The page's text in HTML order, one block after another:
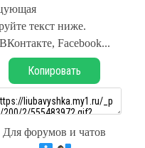
текст ниже.
Facebook...
Копировать
Для форумов и чатов